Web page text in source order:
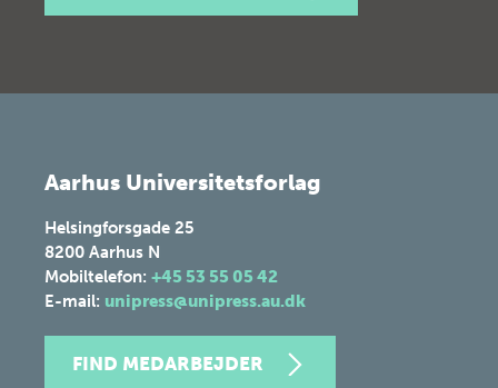
Aarhus Universitetsforlag
Helsingforsgade 25
8200 Aarhus N
Mobiltelefon: +45 53 55 05 42
E-mail: unipress@unipress.au.dk
FIND MEDARBEJDER